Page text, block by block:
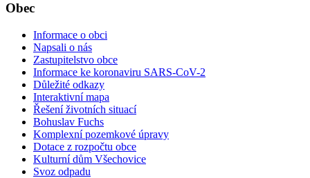
Obec
Informace o obci
Napsali o nás
Zastupitelstvo obce
Informace ke koronaviru SARS-CoV-2
Důležité odkazy
Interaktivní mapa
Řešení životních situací
Bohuslav Fuchs
Komplexní pozemkové úpravy
Dotace z rozpočtu obce
Kulturní dům Všechovice
Svoz odpadu